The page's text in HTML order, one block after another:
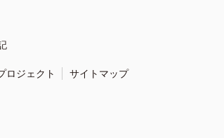
ロジェクト サイトマップ